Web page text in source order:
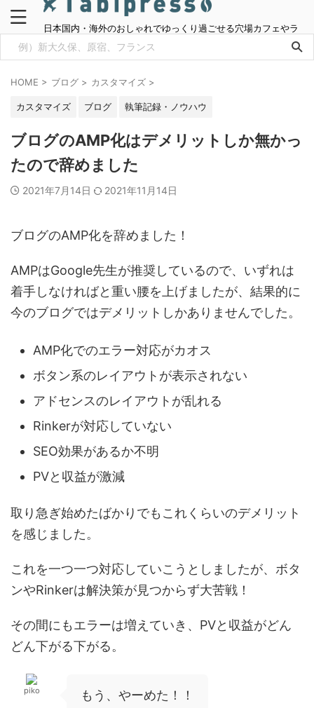
日本国内・海外のおしゃれでゆっくり過ごせる穴場カフェやラ
HOME > ブログ > カスタマイズ >
カスタマイズ ブログ 執筆記録・ノウハウ
ブログのAMP化はデメリットしか無かっ
たので辞めました
2021年7月14日 2021年11月14日
ブログのAMP化を辞めました！
AMPはGoogle先生が推奨しているので、いずれは
着手しなければと重い腰を上げましたが、結果的に
今のブログではデメリットしかありませんでした。
AMP化でのエラー対応がカオス
ボタン系のレイアウトが表示されない
アドセンスのレイアウトが乱れる
Rinkerが対応していない
SEO効果があるか不明
PVと収益が激減
取り急ぎ始めたばかりでもこれくらいのデメリット
を感じました。
これを一つ一つ対応していこうとしましたが、ボタ
ンやRinkerは解決策が見つからず大苦戦！
その間にもエラーは増えていき、PVと収益がどん
どん下がる下がる。
piko もう、やーめた！！